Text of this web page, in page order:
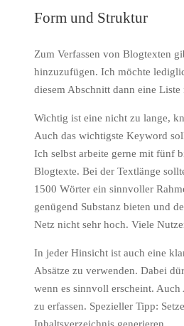
Form und Struktur
Zum Verfassen von Blogtexten
hinzuzufügen. Ich möchte
diesem Abschnitt dann eine
Wichtig ist eine nicht zu lange,
Auch das wichtigste Keyword
Ich selbst arbeite gerne mit fünf
Blogtexte. Bei der Textlänge
1500 Wörter ein sinnvoller
genügend Substanz bieten und
Netz nicht sehr hoch. Viele
In jeder Hinsicht ist auch eine
Absätze zu verwenden. Dabei
wenn es sinnvoll erscheint.
zu erfassen. Spezieller Tipp: